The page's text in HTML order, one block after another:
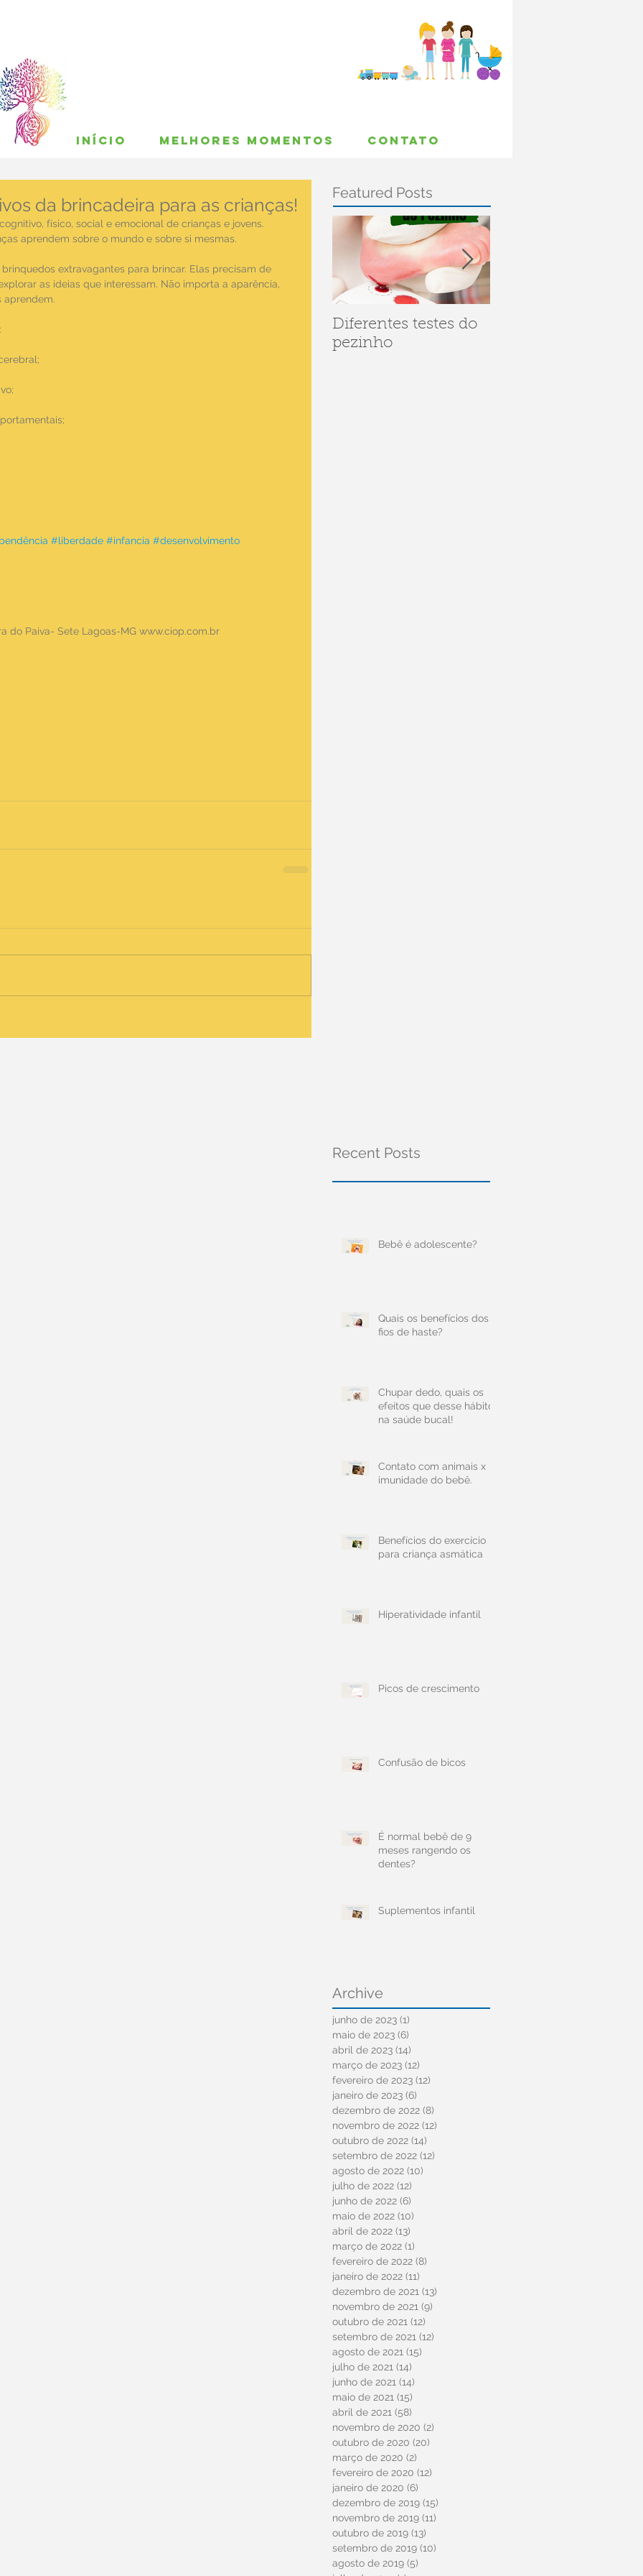
INÍCIO MELHORES MOMENTOS CONTATO
da brincadeira para as crianças!
físico, social e emocional de crianças e jovens.
aprendem sobre o mundo e sobre si mesmas.
extravagantes para brincar. Elas precisam de
as ideias que interessam. Não importa a aparência,
aprendem.
#liberdade #infancia #desenvolvimento
do Paiva- Sete Lagoas-MG www.ciop.com.br
Featured Posts
Diferentes testes do
pezinho
Recent Posts
Bebê é adolescente?
Quais os benefícios dos
fios de haste?
Chupar dedo, quais os
efeitos que desse hábito
na saúde bucal!
Contato com animais x
imunidade do bebê.
Benefícios do exercício
para criança asmática
Hiperatividade infantil
Picos de crescimento
Confusão de bicos
É normal bebê de 9
meses rangendo os
dentes?
Suplementos infantil
Archive
junho de 2023 (1)
maio de 2023 (6)
abril de 2023 (14)
março de 2023 (12)
fevereiro de 2023 (12)
janeiro de 2023 (6)
dezembro de 2022 (8)
novembro de 2022 (12)
outubro de 2022 (14)
setembro de 2022 (12)
agosto de 2022 (10)
julho de 2022 (12)
junho de 2022 (6)
maio de 2022 (10)
abril de 2022 (13)
março de 2022 (1)
fevereiro de 2022 (8)
janeiro de 2022 (11)
dezembro de 2021 (13)
novembro de 2021 (9)
outubro de 2021 (12)
setembro de 2021 (12)
agosto de 2021 (15)
julho de 2021 (14)
junho de 2021 (14)
maio de 2021 (15)
abril de 2021 (58)
novembro de 2020 (2)
outubro de 2020 (20)
março de 2020 (2)
fevereiro de 2020 (12)
janeiro de 2020 (6)
dezembro de 2019 (15)
novembro de 2019 (11)
outubro de 2019 (13)
setembro de 2019 (10)
agosto de 2019 (5)